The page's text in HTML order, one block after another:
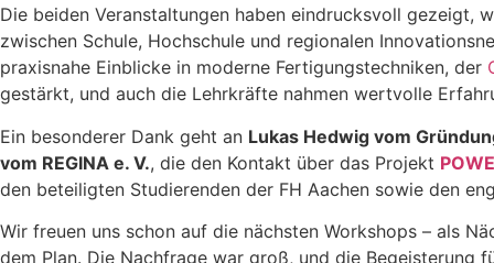
Die beiden Veranstaltungen haben eindrucksvoll gezeigt,
zwischen Schule, Hochschule und regionalen
praxisnahe Einblicke in moderne Fertigungstechniken, der
gestärkt, und auch die Lehrkräfte nahmen wertvolle
Ein besonderer Dank geht an Lukas Hedwig vom
vom REGINA e. V., die den Kontakt über das Projekt
den beteiligten Studierenden der FH Aachen sowie den
Wir freuen uns schon auf die nächsten Workshops – als
dem Plan. Die Nachfrage war groß, und die Begeisterung